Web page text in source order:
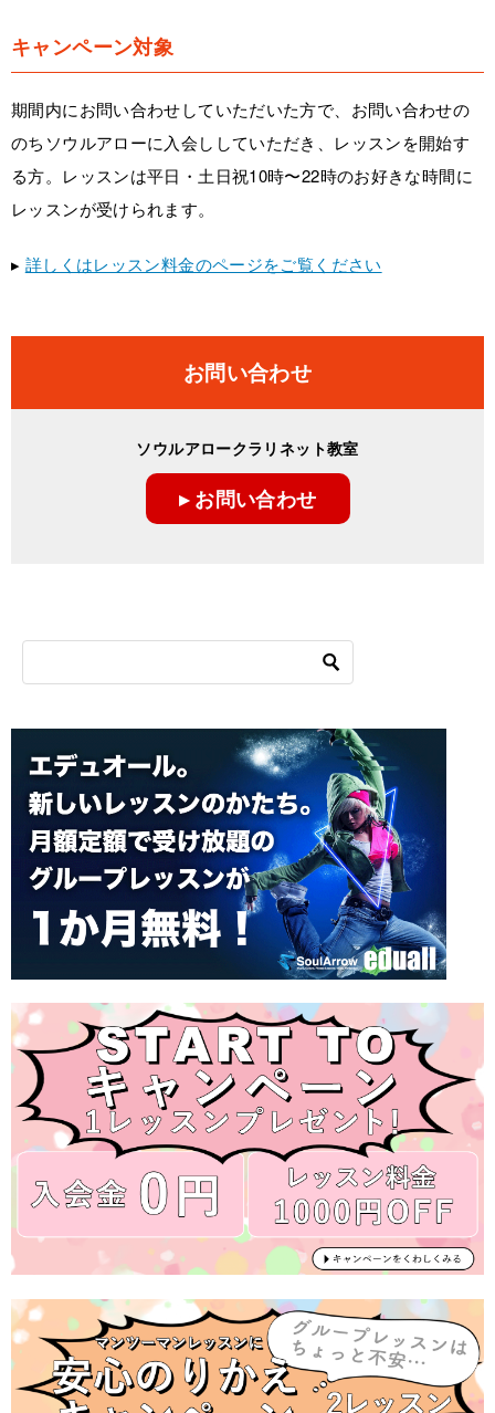
キャンペーン対象
期間内にお問い合わせしていただいた方で、お問い合わせの
のちソウルアローに入会ししていただき、レッスンを開始す
る方。レッスンは平日・土日祝10時〜22時のお好きな時間に
レッスンが受けられます。
▸ 詳しくはレッスン料金のページをご覧ください
お問い合わせ
ソウルアロークラリネット教室
▸ お問い合わせ